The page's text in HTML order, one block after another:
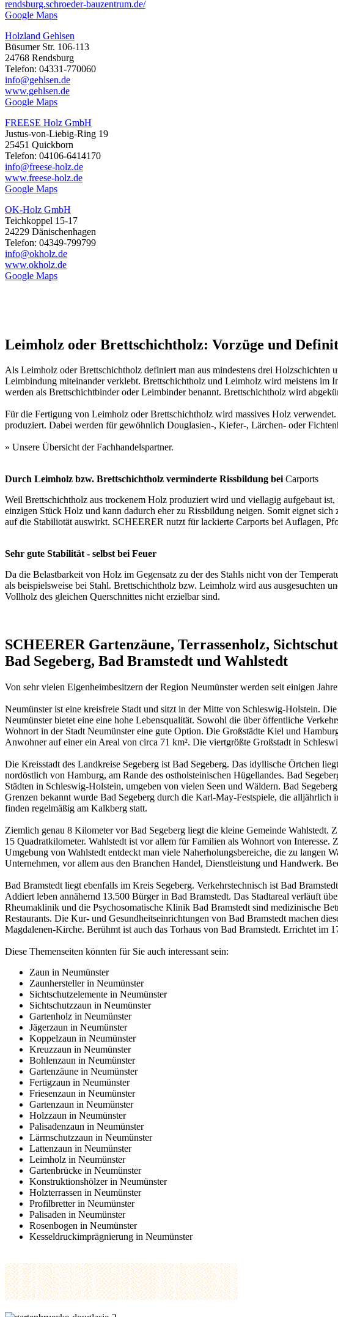
rendsburg.schroeder-bauzentrum.de/
Google Maps
Holzland Gehlsen
Büsumer Str. 106-113
24768 Rendsburg
Telefon: 04331-770060
info@gehlsen.de
www.gehlsen.de
Google Maps
FREESE Holz GmbH
Justus-von-Liebig-Ring 19
25451 Quickborn
Telefon: 04106-6414170
info@freese-holz.de
www.freese-holz.de
Google Maps
OK-Holz GmbH
Teichkoppel 15-17
24229 Dänischenhagen
Telefon: 04349-799799
info@okholz.de
www.okholz.de
Google Maps
Leimholz oder Brettschichtholz: Vorzüge und
Als Leimholz oder Brettschichtholz definiert man aus mindestens drei
Leimbindung miteinander verklebt. Brettschichtholz und Leimholz wird meistens im
werden als Brettschichtbinder oder Leimbinder benannt. Brettschichtholz wird
Für die Fertigung von Leimholz oder Brettschichtholz wird massives Holz
produziert. Dabei werden für gewöhnlich Douglasien-, Kiefer-, Lärchen- oder
» Unsere Übersicht derFachhandelspartner.
Durch Leimholz bzw. Brettschichtholz verminderte Rissbildung beiCarports
Weil Brettschichtholz aus trockenem Holz produziert wird und viellagig aufgebaut
einzigen Stück Holz und kann dadurch eher zu Rissbildung neigen. Somit eignet
auf die Stabiliotät auswirkt. SCHEERER nutzt für lackierte Carports bei Auflagen,
Sehr gute Stabilität - selbst bei Feuer
Da die Belastbarkeit von Holz im Gegensatz zu der des Stahls nicht von der
als beispielsweise bei Stahl. Brettschichtholz bzw. Leimholz wird aus ausgesuchten
Vollholz des gleichen Querschnittes nicht erzielbar sind.
SCHEERER Gartenzäune, Terrassenholz,
Bad Segeberg, Bad Bramstedt und Wahlstedt
Von sehr vielen Eigenheimbesitzern der Region Neumünster werden seit einigen
Neumünster ist eine kreisfreie Stadt und sitzt in der Mitte von Schleswig-Holstein.
Neumünster bietet eine eine hohe Lebensqualität. Sowohl die über öffentliche
Wohnort in der Stadt Neumünster eine gute Option. Die Großstädte Kiel und
Anwohner auf einer ein Areal von circa 71 km². Die viertgrößte Großstadt in
Die Kreisstadt des Landkreise Segeberg ist Bad Segeberg. Das idyllische Örtchen
nordöstlich von Hamburg, am Rande des ostholsteinischen Hügellandes. Bad
Städten in Schleswig-Holstein, umgeben von vielen Seen und Wäldern. Bad
Grenzen bekannt wurde Bad Segeberg durch die Karl-May-Festspiele, die
finden regelmäßig am Kalkberg statt.
Ziemlich genau 8 Kilometer vor Bad Segeberg liegt die kleine Gemeinde Wahlstedt.
15 Quadratkilometer. Wahlstedt ist vor allem für Familien als Wohnort von
Umgebung von Wahlstedt entdeckt man viele Naherholungsbereiche, die zu langen
Unternehmen, vor allem aus den Branchen Handel, Dienstleistung und Handwerk.
Bad Bramstedt liegt ebenfalls im Kreis Segeberg. Verkehrstechnisch ist Bad
Addiert leben annähernd 13.500 Bürger in Bad Bramstedt. Das Stadtareal verläuft
Rheumaklinik und die Psychosomatische Klinik Bad Bramstedt sind medizinische
Restaurants. Die Kur- und Gesundheitseinrichtungen von Bad Bramstedt machen
Magdalenen-Kirche. Berühmt ist auch das Torhaus von Bad Bramstedt. Errichtet im
Diese Themenseiten könnten für Sie auch interessant sein:
Zaun in Neumünster
Zaunhersteller in Neumünster
Sichtschutzelemente in Neumünster
Sichtschutzzaun in Neumünster
Gartenholz in Neumünster
Jägerzaun in Neumünster
Koppelzaun in Neumünster
Kreuzzaun in Neumünster
Bohlenzaun in Neumünster
Gartenzäune in Neumünster
Fertigzaun in Neumünster
Friesenzaun in Neumünster
Gartenzaun in Neumünster
Holzzaun in Neumünster
Palisadenzaun in Neumünster
Lärmschutzzaun in Neumünster
Lattenzaun in Neumünster
Leimholz in Neumünster
Gartenbrücke in Neumünster
Konstruktionshölzer in Neumünster
Holzterrassen in Neumünster
Profilbretter in Neumünster
Palisaden in Neumünster
Rosenbogen in Neumünster
Kesseldruckimprägnierung in Neumünster